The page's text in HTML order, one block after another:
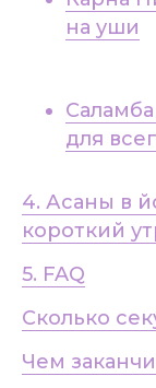
на уши
для
4. Асаны в
короткий
5. FAQ
Сколько
Чем